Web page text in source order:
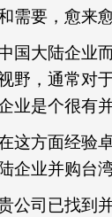
需要，愈来
国大陆企业
野，通常对
业是个很有
这方面经验
企业并购台
公司已找到